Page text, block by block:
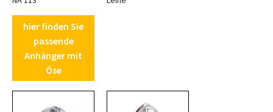
hier finden Sie
passende
Anhänger mit
Öse